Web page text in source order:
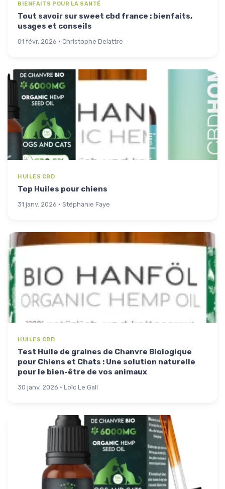
BIENFAITS POUR LA SANTÉ
Tout savoir sur sweet cbd france : bienfaits,
usages et conseils
01 févr. 2026 · Christophe Delattre
HUILES CBD
Top Huiles pour chiens
31 janv. 2026 · Stéphanie Faye
HUILES CBD
Test Huile de graines de Chanvre Biologique
pour Chiens et Chats : Une solution naturelle
pour le bien-être de vos animaux
30 janv. 2026 · Loïc Le Gall